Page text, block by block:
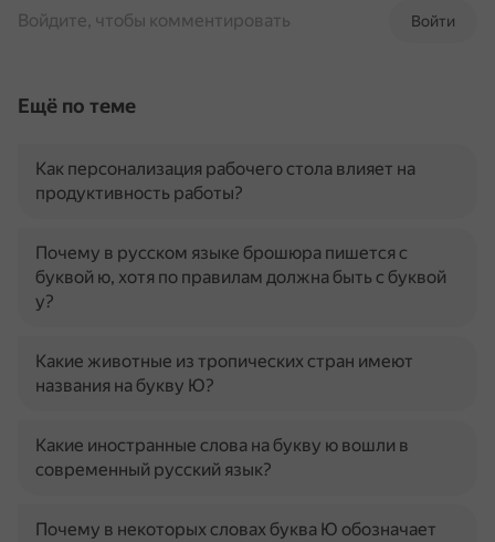
Войти
Войдите, чтобы комментировать
Ещё по теме
Как персонализация рабочего стола влияет на
продуктивность работы?
Почему в русском языке брошюра пишется с
буквой ю, хотя по правилам должна быть с буквой
у?
Какие животные из тропических стран имеют
названия на букву Ю?
Какие иностранные слова на букву ю вошли в
современный русский язык?
Почему в некоторых словах буква Ю обозначает